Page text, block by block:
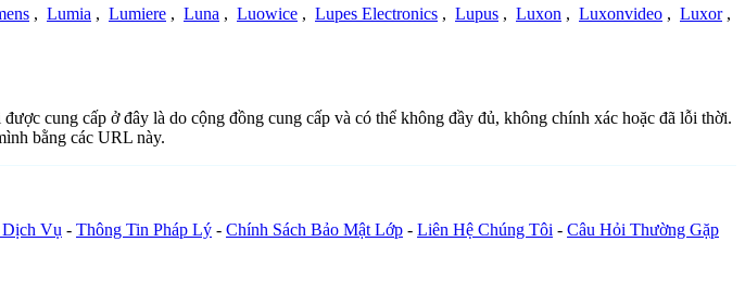
, Lumia , Lumiere , Luna , Luowice , Lupes Electronics , Lupus , Luxon , Luxonvideo , Luxor ,
cung cấp ở đây là do cộng đồng cung cấp và có thể không đầy đủ, không chính xác hoặc đã lỗi thời.
bằng các URL này.
Dịch Vụ - Thông Tin Pháp Lý - Chính Sách Bảo Mật Lớp - Liên Hệ Chúng Tôi - Câu Hỏi Thường Gặp